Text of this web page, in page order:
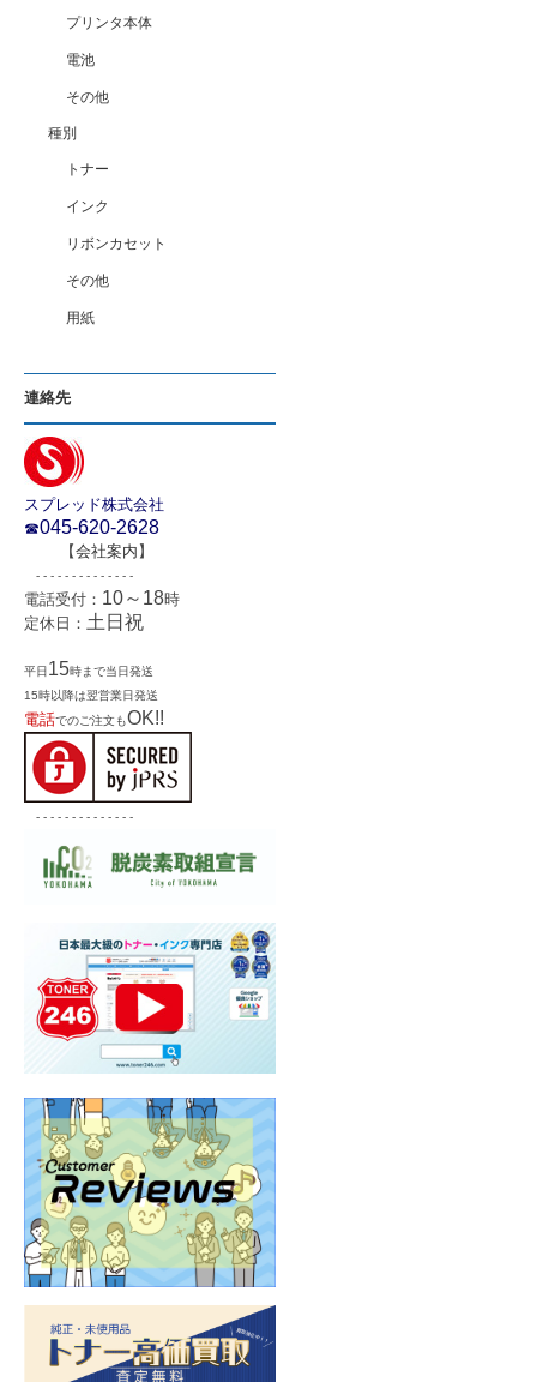
プリンタ本体
電池
その他
種別
トナー
インク
リボンカセット
その他
用紙
連絡先
スプレッド株式会社
☎045-620-2628
【会社案内 】
- - - - - - - - - - - - - -
電話受付： 10～18時
定休日： 土日祝
平日 15時まで当日発送
15時以降は翌営業日発送
電話でのご注文もOK!!
- - - - - - - - - - - - - -